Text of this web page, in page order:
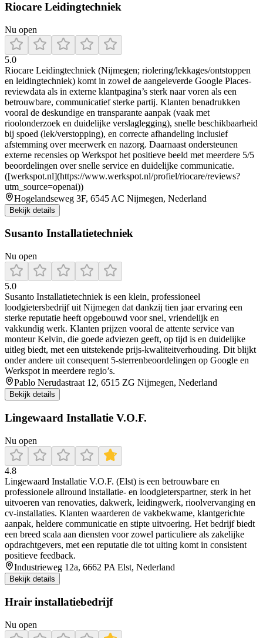
Riocare Leidingtechniek
Nu open
5.0
Riocare Leidingtechniek (Nijmegen; riolering/lekkages/ontstoppen
en leidingtechniek) komt in zowel de aangeleverde Google Places-
reviewdata als in externe klantpagina’s sterk naar voren als een
betrouwbare, communicatief sterke partij. Klanten benadrukken
vooral de deskundige en transparante aanpak (vaak met
rioolonderzoek en duidelijke verslaglegging), snelle beschikbaarheid
bij spoed (lek/verstopping), en correcte afhandeling inclusief
afstemming over meerwerk en nazorg. Daarnaast ondersteunen
externe recensies op Werkspot het positieve beeld met meerdere 5/5
beoordelingen over snelle service en duidelijke communicatie.
([werkspot.nl](https://www.werkspot.nl/profiel/riocare/reviews?
utm_source=openai))
Hogelandseweg 3F, 6545 AC Nijmegen, Nederland
Bekijk details
Susanto Installatietechniek
Nu open
5.0
Susanto Installatietechniek is een klein, professioneel
loodgietersbedrijf uit Nijmegen dat dankzij tien jaar ervaring een
sterke reputatie heeft opgebouwd voor snel, vriendelijk en
vakkundig werk. Klanten prijzen vooral de attente service van
monteur Kelvin, die goede adviezen geeft, op tijd is en duidelijke
uitleg biedt, met een uitstekende prijs‑kwaliteitverhouding. Dit blijkt
onder andere uit consequent 5‑sterrenbeoordelingen op Google en
Werkspot in meerdere regio’s.
Pablo Nerudastraat 12, 6515 ZG Nijmegen, Nederland
Bekijk details
Lingewaard Installatie V.O.F.
Nu open
4.8
Lingewaard Installatie V.O.F. (Elst) is een betrouwbare en
professionele allround installatie- en loodgieterspartner, sterk in het
uitvoeren van renovaties, dakwerk, leidingwerk, rioolvervanging en
cv-installaties. Klanten waarderen de vakbekwame, klantgerichte
aanpak, heldere communicatie en stipte uitvoering. Het bedrijf biedt
een breed scala aan diensten voor zowel particuliere als zakelijke
opdrachtgevers, met een reputatie die tot uiting komt in consistent
positieve feedback.
Industrieweg 12a, 6662 PA Elst, Nederland
Bekijk details
Hrair installatiebedrijf
Nu open